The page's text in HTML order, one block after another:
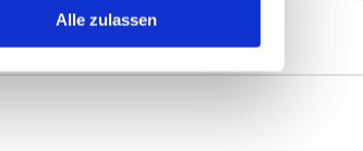
Alle zulassen